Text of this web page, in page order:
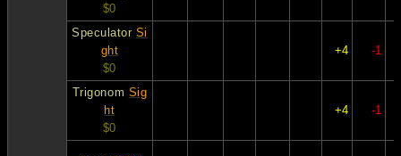
$0
Speculator Si
ght
$0
+4 -1
Trigonom Sig
ht
$0
+4 -1